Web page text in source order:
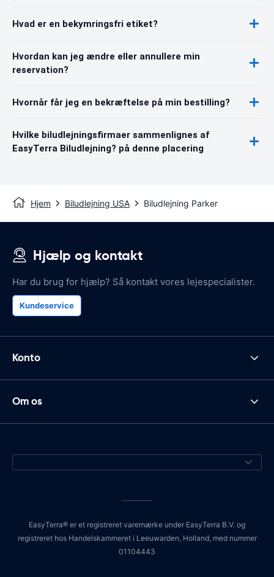
Hvad er en bekymringsfri etiket?
Hvordan kan jeg ændre eller annullere min
reservation?
Hvornår får jeg en bekræftelse på min bestilling?
Hvilke biludlejningsfirmaer sammenlignes af
EasyTerra Biludlejning? på denne placering
Hjem Biludlejning USA Biludlejning Parker
Hjælp og kontakt
Har du brug for hjælp? Så kontakt vores lejespecialister.
Kundeservice
Konto
Om os
EasyTerra® er et registreret varemærke under EasyTerra B.V. og
registreret hos Handelskammeret i Leeuwarden, Holland, med nummer
01104443